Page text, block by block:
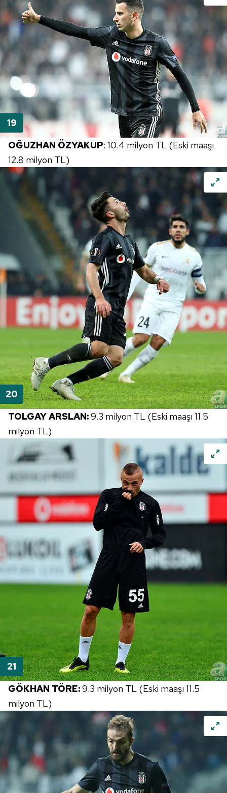
OĞUZHAN ÖZYAKUP: 10.4 milyon TL (Eski maaşı
12.8 milyon TL)
TOLGAY ARSLAN:9.3 milyon TL (Eski maaşı 11.5
milyon TL)
GÖKHAN TÖRE:9.3 milyon TL (Eski maaşı 11.5
milyon TL)